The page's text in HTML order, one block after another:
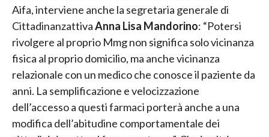
Aifa, interviene anche la segretaria generale di
CittadinanzattivaAnna Lisa Mandorino: “Potersi
rivolgere al proprio Mmg non significa solo vicinanza
fisica al proprio domicilio, ma anche vicinanza
relazionale con un medico che conosce il paziente da
anni. La semplificazione e velocizzazione
dell’accesso a questi farmaci porterà anche a una
modifica dell’abitudine comportamentale dei